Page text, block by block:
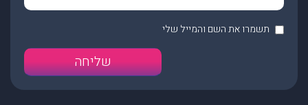
תשמרו את השם והמייל שלי